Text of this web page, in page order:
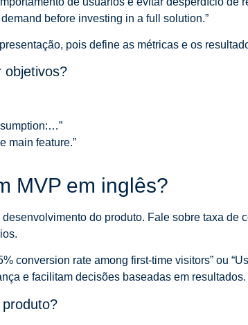
before investing in a full solution.”
pois define as métricas e os
objetivos?
main feature.”
MVP em inglês?
do produto. Fale sobre taxa de
conversion rate among first-time visitors” ou
e facilitam decisões baseadas em resultados.